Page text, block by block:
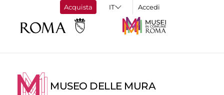
Acquista Accedi
MUSEO DELLE MURA